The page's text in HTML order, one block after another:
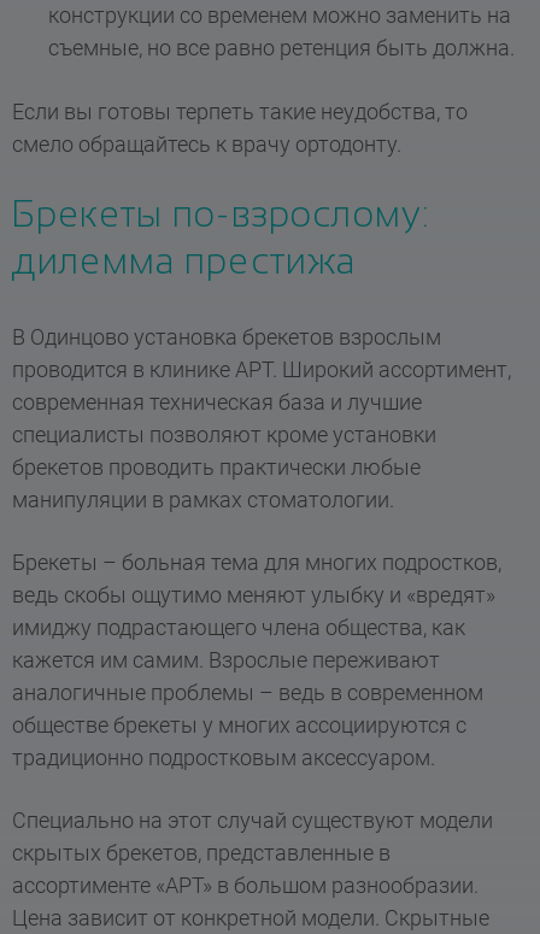
конструкции со временем можно заменить на
съемные, но все равно ретенция быть должна.
Если вы готовы терпеть такие неудобства, то
смело обращайтесь к врачу ортодонту.
Брекеты по-взрослому:
дилемма престижа
В Одинцово установка брекетов взрослым
проводится в клинике АРТ. Широкий ассортимент,
современная техническая база и лучшие
специалисты позволяют кроме установки
брекетов проводить практически любые
манипуляции в рамках стоматологии.
Брекеты – больная тема для многих подростков,
ведь скобы ощутимо меняют улыбку и «вредят»
имиджу подрастающего члена общества, как
кажется им самим. Взрослые переживают
аналогичные проблемы – ведь в современном
обществе брекеты у многих ассоциируются с
традиционно подростковым аксессуаром.
Специально на этот случай существуют модели
скрытых брекетов, представленные в
ассортименте «АРТ» в большом разнообразии.
Цена зависит от конкретной модели. Скрытные